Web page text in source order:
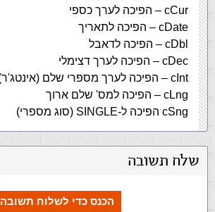
cCur – הפיכה לערך כספי
cDate – הפיכה לתאריך
cDbl – הפיכה לדאבל
cDec – הפיכה לערך דצימלי
cInt – הפיכה לערך מספרי שלם (אינטג'ר)
cLng – הפיכה למס' שלם ארוך
cSng הפיכה ל-SINGLE (סוג מספרי)
שלח תשובה
הכנס כדי לשלוח תשובה